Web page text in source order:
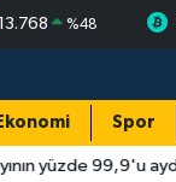
%48
Spor
aydınlatıldı